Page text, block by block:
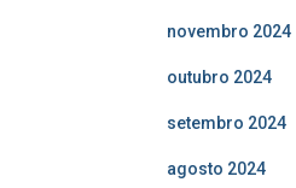
novembro 2024
outubro 2024
setembro 2024
agosto 2024